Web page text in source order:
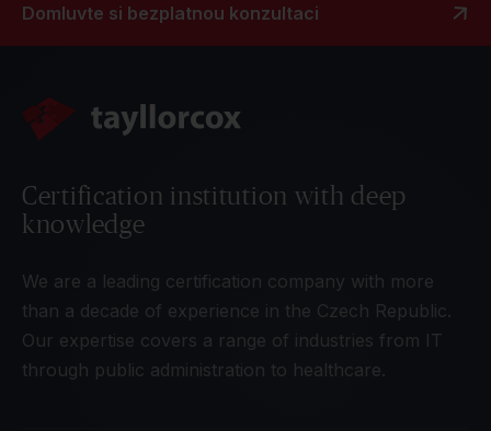
Domluvte si bezplatnou konzultaci
Certification institution with deep
knowledge
We are a leading certification company with more
than a decade of experience in the Czech Republic.
Our expertise covers a range of industries from IT
through public administration to healthcare.